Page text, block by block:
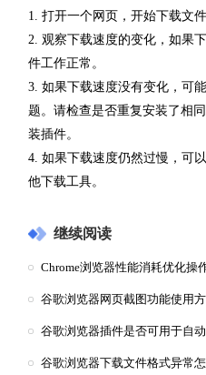
1. 打开一个网页，开始下载文件
2. 观察下载速度的变化，如果
件工作正常。
3. 如果下载速度没有变化，可
题。请检查是否重复安装了相
装插件。
4. 如果下载速度仍然过慢，可
他下载工具。
继续阅读
Chrome浏览器性能消耗优化操
谷歌浏览器网页截图功能使用
谷歌浏览器插件是否可用于自
谷歌浏览器下载文件格式异常